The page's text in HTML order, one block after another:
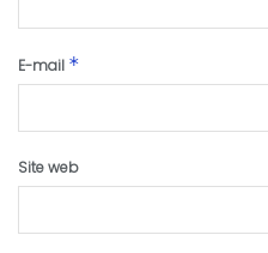
E-mail *
Site web